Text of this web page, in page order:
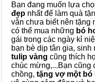
Bạn đang muốn lựa
đẹp nhất để làm quà
vẫn chưa biết nên tặng
có thể mua những bó
gái trong các ngày kỉ
bạn bè dịp tân gia,
tulip vàng cũng thích
chúc mừng,...Bạn cũng
chồng, tặng vợ một bó